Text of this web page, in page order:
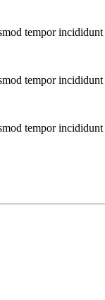
tempor
tempor
tempor